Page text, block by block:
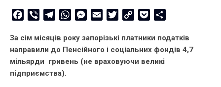
Facebook
Viber TelegramWhatsAppMessenger
Email TwitterCopy
Pocket
За сім місяців року запорізькі платники податків
направили до Пенсійного і соціальних фондів 4,7
мільярди гривень (не враховуючи великі
підприємства).